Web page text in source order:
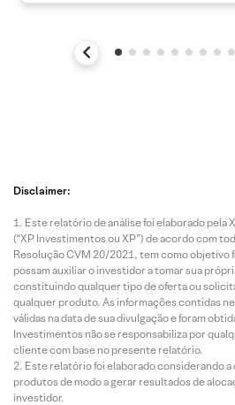
Disclaimer:
Este relatório de análise foi elaborado pela
(“XP Investimentos ou XP”) de acordo com
Resolução CVM 20/2021, tem como objetivo
possam auxiliar o investidor a tomar sua
constituindo qualquer tipo de oferta ou
qualquer produto. As informações contidas
válidas na data de sua divulgação e foram
Investimentos não se responsabiliza por
cliente com base no presente relatório.
Este relatório foi elaborado considerando
produtos de modo a gerar resultados de
investidor.